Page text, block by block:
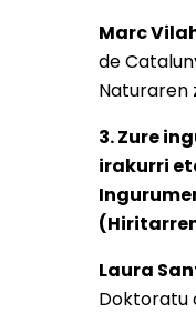
Marc
de
Naturaren
3. Zure
irakurri
Laura
Doktoratu